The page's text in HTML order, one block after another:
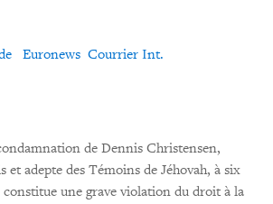
Euronews Courrier Int.
de Dennis Christensen,
et adepte des Témoins de Jéhovah, à six
constitue une grave violation du droit à la